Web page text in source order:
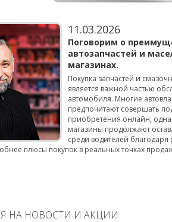
11.03.2026
Поговорим о
автозапчастей и
магазинах.
Покупка запчастей и
является важной частью
автомобиля. Многие
предпочитают совершать
приобретения онлайн,
магазины продолжают
среди водителей благодаря
плюсы покупок в реальных точках
НА НОВОСТИ И АКЦИИ